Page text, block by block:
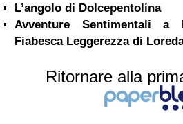
L’angolo di Dolcepentolina
Avventure Sentimentali
Fiabesca Leggerezza di
Ritornare alla